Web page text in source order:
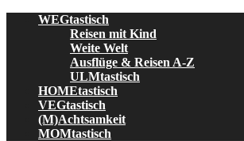
WEGtastisch
Reisen mit Kind
Weite Welt
Ausflüge & Reisen A-Z
ULMtastisch
HOMEtastisch
VEGtastisch
(M)Achtsamkeit
MOMtastisch